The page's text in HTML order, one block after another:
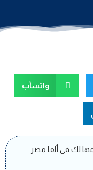
واتسآب
لك فى ألفا مصر